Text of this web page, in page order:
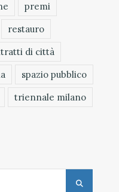
premi
restauro
di città
spazio pubblico
triennale milano